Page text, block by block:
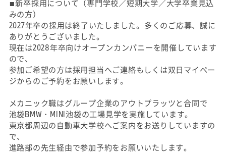
■新卒採用について（専門学校／短期大学／大学卒業見込
みの方）
2027年卒の採用は終了いたしました。多くのご応募、誠に
ありがとうございました。
現在は2028年卒向けオープンカンパニーを開催しています
ので、
参加ご希望の方は採用担当へご連絡もしくは双日マイペー
ジからのご予約をお願いします。
メカニック職はグループ企業のアウトプラッツと合同で
池袋BMW・MINI池袋の工場見学を実施しています。
東京都周辺の自動車大学校へご案内をお送りしていますの
で、
進路部の先生経由で参加予約をお願いいたします。